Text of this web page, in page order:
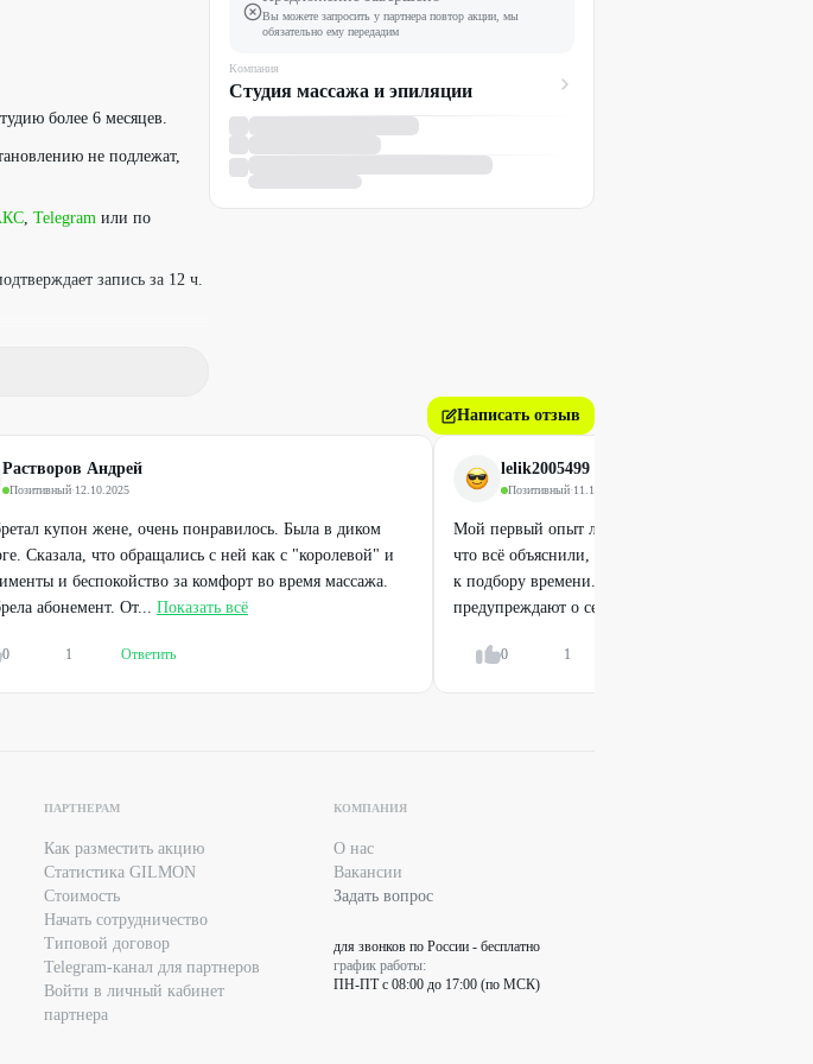
более 6 месяцев.
не подлежат,
, Telegram или по
запись за 12 ч.
У ВРАЧА-
Вы можете запросить у партнера повтор акции, мы
обязательно ему передадим
Компания
Студия массажа и эпиляции
Написать отзыв
Растворов Андрей
Позитивный·12.10.2025
купон жене, очень понравилось. Была в диком
Сказала, что обращались с ней как с "королевой" и
и беспокойство за комфорт во время массажа.
абонемент. От... Показать всё
0 1 Ответить
lelik2005499
Позитивный·11.10.2025
Мой первый опыт лазерной эпиляции. Было
что всё объяснили, дали рекомендации. Всегда
к подбору времени. Чай, кофе, конфетки. Заранее
предупреждают о сеансе, уточняют...
0 1
ПАРТНЕРАМ
Как разместить акцию
Статистика GILMON
Стоимость
Начать сотрудничество
Типовой договор
Telegram-канал для партнеров
Войти в личный кабинет
партнера
КОМПАНИЯ
О нас
Вакансии
Задать вопрос
для звонков по России - бесплатно
график работы:
ПН-ПТ с 08:00 до 17:00 (по МСК)